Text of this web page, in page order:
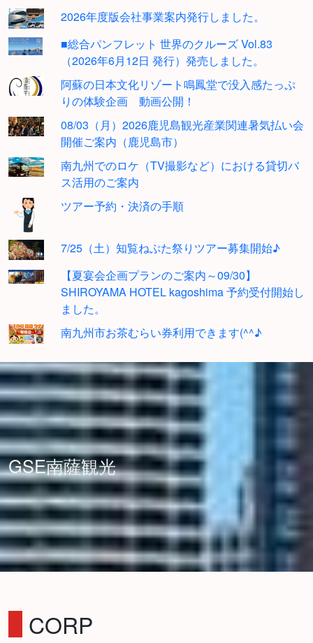
2026年度版会社事業案内発行しました。
■総合パンフレット 世界のクルーズ Vol.83
（2026年6月12日 発行）発売しました。
阿蘇の日本文化リゾート鳴鳳堂で没入感たっぷ
りの体験企画 動画公開！
08/03（月）2026鹿児島観光産業関連暑気払い会
開催ご案内（鹿児島市）
南九州でのロケ（TV撮影など）における貸切バ
ス活用のご案内
ツアー予約・決済の手順
7/25（土）知覧ねぷた祭りツアー募集開始♪
【夏宴会企画プランのご案内～09/30】
SHIROYAMA HOTEL kagoshima 予約受付開始し
ました。
南九州市お茶むらい券利用できます(^^♪
GSE南薩観光
CORP